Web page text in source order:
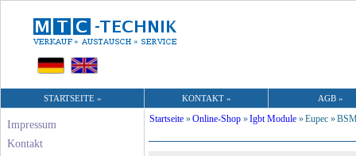
STARTSEITE » KONTAKT » AGB »
Impressum
Kontakt
Startseite »Online-Shop »Igbt Module »Eupec »